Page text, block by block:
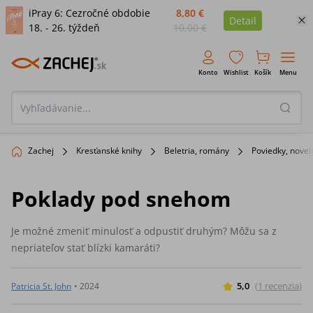
iPray 6: Cezročné obdobie
18. - 26. týždeň
8,80 €
10,00 €
Detail
Konto Wishlist Košík Menu
Zachej Kresťanské knihy Beletria, romány Poviedky,
Poklady pod snehom
Je možné zmeniť minulosť a odpustiť druhým? Môžu sa z
nepriateľov stať blízki kamaráti?
Patricia St. John • 2024 5,0 (1 recenzia)